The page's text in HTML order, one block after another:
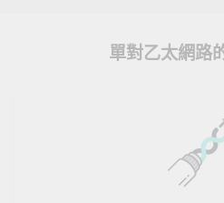
單對乙太網路